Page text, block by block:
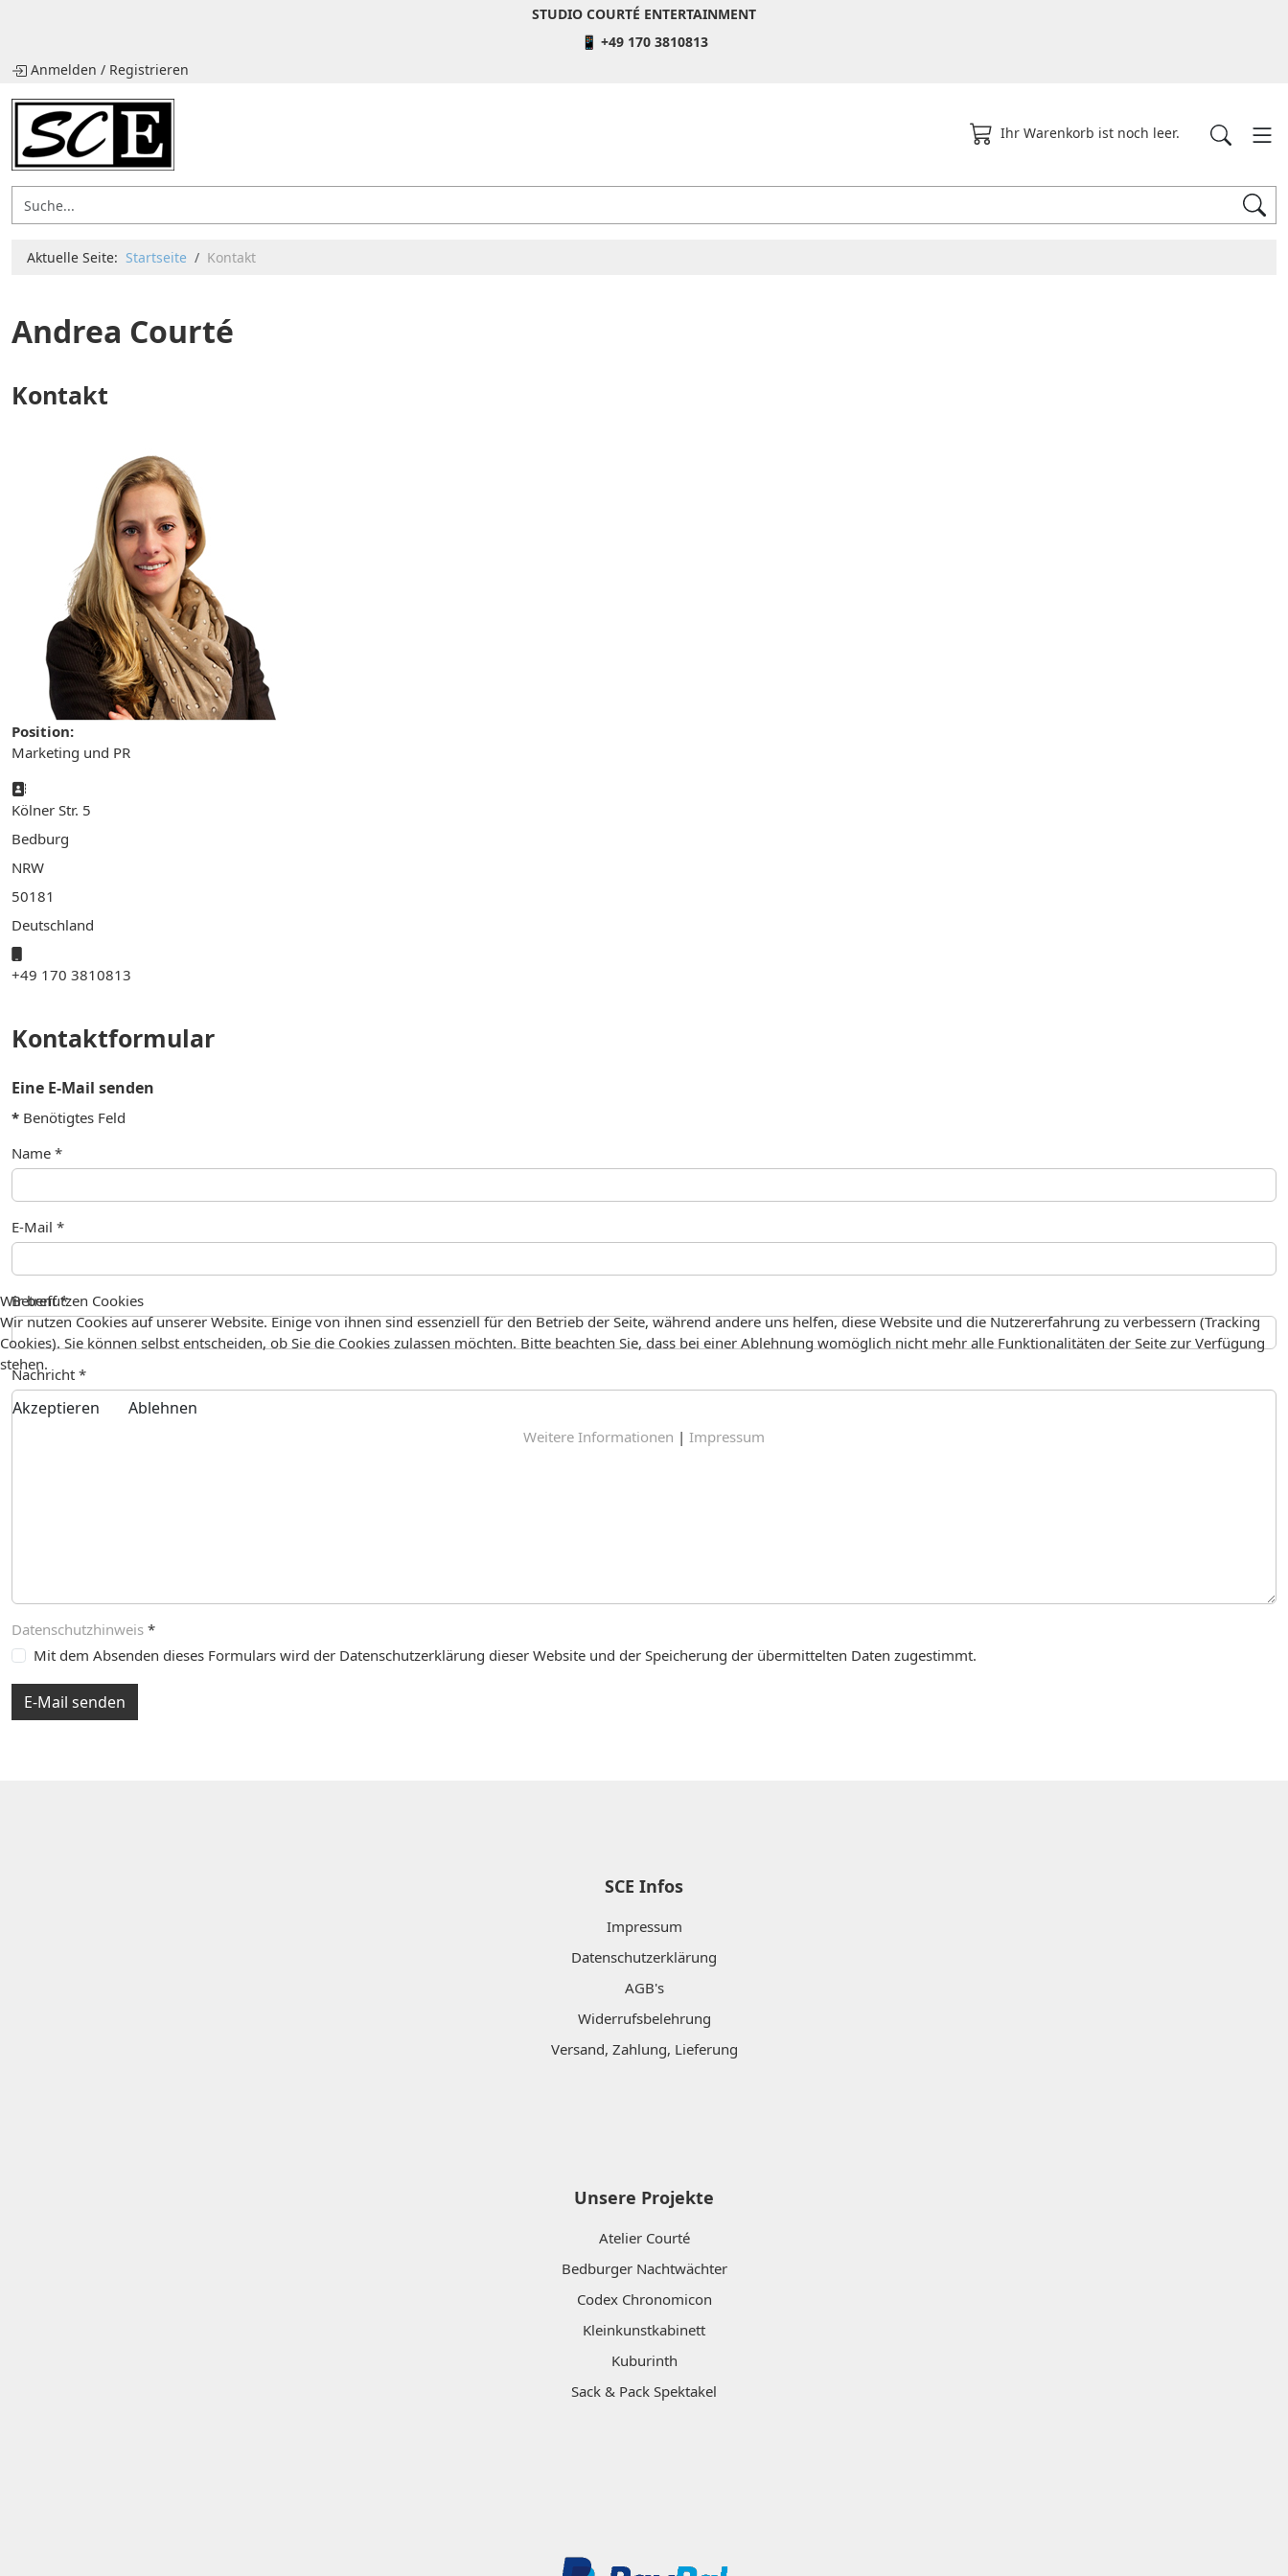
STUDIO COURTÉ ENTERTAINMENT
📱 +49 170 3810813
Anmelden / Registrieren
Ihr Warenkorb ist noch leer.
Aktuelle Seite: Startseite Kontakt
Andrea Courté
Kontakt
Position:
Marketing und PR
Adresse:
Kölner Str. 5
Bedburg
NRW
50181
Deutschland
Mobil:
+49 170 3810813
Kontaktformular
Eine E-Mail senden
* Benötigtes Feld
Name *
E-Mail *
Betreff*
Nachricht *
Datenschutzhinweis *
Datenschutzhinweis
Mit dem Absenden dieses Formulars wird der Datenschutzerklärung dieser Website und der Speicherung der übermittelten Daten zugestimmt.
E-Mail senden
SCE Infos
Impressum
Datenschutzerklärung
AGB's
Widerrufsbelehrung
Versand, Zahlung, Lieferung
Unsere Projekte
Atelier Courté
Bedburger Nachtwächter
Codex Chronomicon
Kleinkunstkabinett
Kuburinth
Sack & Pack Spektakel
Wir benutzen Cookies
Wir nutzen Cookies auf unserer Website. Einige von ihnen sind essenziell für den Betrieb der Seite, während andere uns helfen, diese Website und die Nutzererfahrung zu verbessern (Tracking
Cookies). Sie können selbst entscheiden, ob Sie die Cookies zulassen möchten. Bitte beachten Sie, dass bei einer Ablehnung womöglich nicht mehr alle Funktionalitäten der Seite zur Verfügung
stehen.
Akzeptieren Ablehnen
Weitere Informationen | Impressum